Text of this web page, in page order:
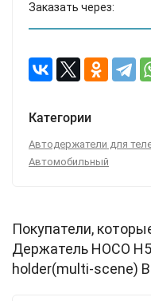
Заказать через:
Категории
Автодержатели для
Автомобильный
Покупатели,
Держатель HOCO
holder(multi-scene)